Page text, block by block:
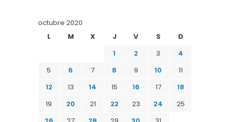
octubre 2020
L
M X J V S
D
1
2 3
4
5
6 7 8 9 10
11
12
13 14 15 16 17
18
19
20 21 22 23 24
25